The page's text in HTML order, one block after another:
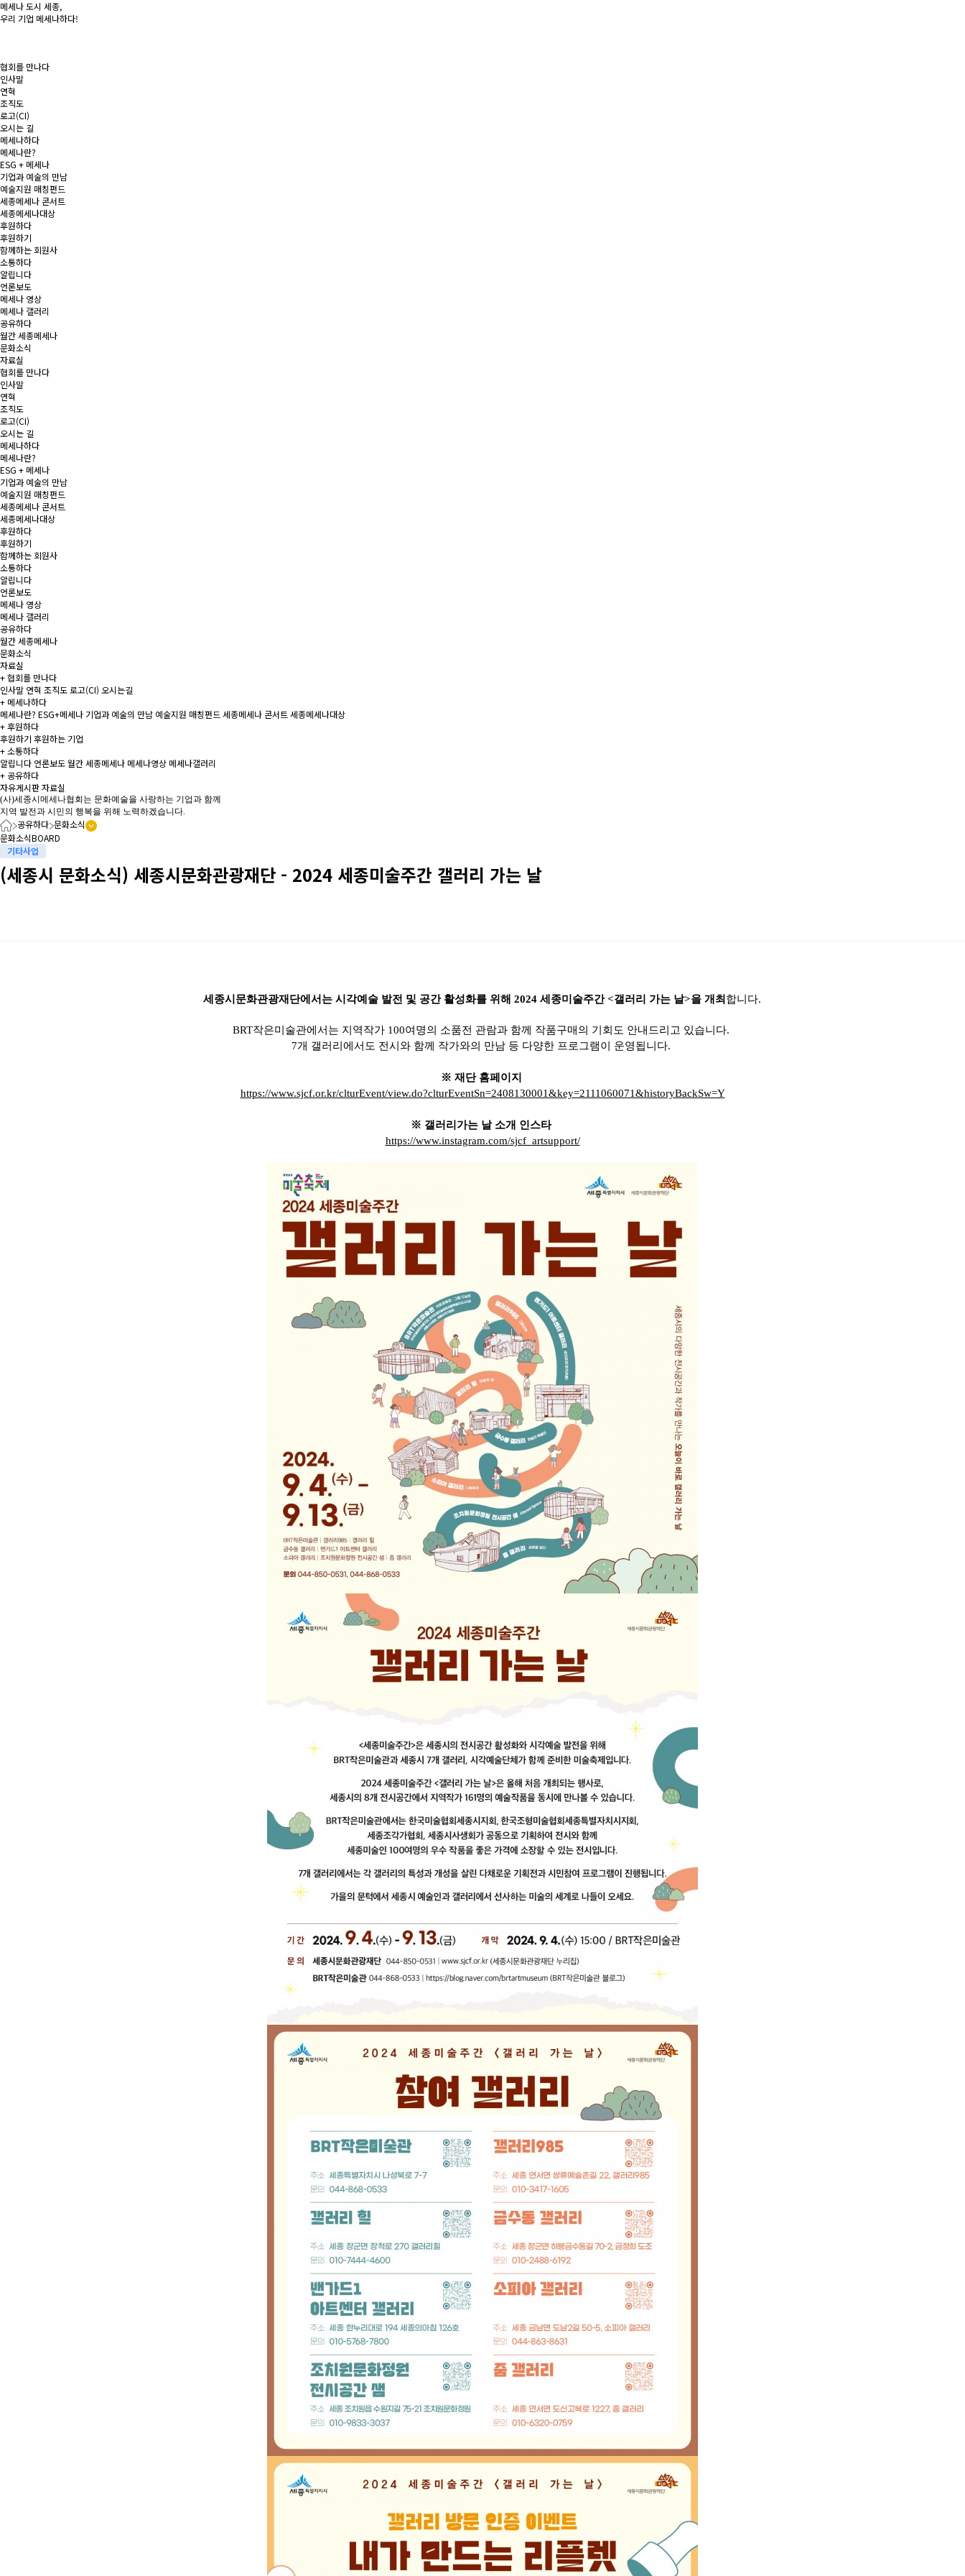
메세나 도시 세종,
우리 기업 메세나하다!
협회를 만나다
인사말
연혁
조직도
로고(CI)
오시는 길
메세나하다
메세나란?
ESG + 메세나
기업과 예술의 만남
예술지원 매칭펀드
세종메세나 콘서트
세종메세나대상
후원하다
후원하기
함께하는 회원사
소통하다
알립니다
언론보도
메세나 영상
메세나 갤러리
공유하다
월간 세종메세나
문화소식
자료실
협회를 만나다
인사말
연혁
조직도
로고(CI)
오시는 길
메세나하다
메세나란?
ESG + 메세나
기업과 예술의 만남
예술지원 매칭펀드
세종메세나 콘서트
세종메세나대상
후원하다
후원하기
함께하는 회원사
소통하다
알립니다
언론보도
메세나 영상
메세나 갤러리
공유하다
월간 세종메세나
문화소식
자료실
+협회를 만나다
인사말 연혁 조직도로고(CI) 오시는길
+ 메세나하다
메세나란? ESG+메세나기업과 예술의 만남 예술지원 매칭펀드 세종메세나 콘서트 세종메세나대상
+후원하다
후원하기 후원하는 기업
+소통하다
알립니다 언론보도월간 세종메세나 메세나영상 메세나갤러리
+ 공유하다
자유게시판자료실
(사)세종시메세나협회는 문화예술을 사랑하는 기업과 함께
지역 발전과 시민의 행복을 위해 노력하겠습니다.
공유하다 문화소식
문화소식BOARD
기타사업
(세종시 문화소식) 세종시문화관광재단 - 2024 세종미술주간 갤러리 가는 날
세종시문화관광재단에서는 시각예술 발전 및 공간 활성화를 위해 2024 세종미술주간 <갤러리 가는 날>을 개최 합니다.
BRT작은미술관에서는 지역작가 100여명의 소품전 관람과 함께 작품구매의 기회도 안내드리고 있습니다.
7개 갤러리에서도 전시와 함께 작가와의 만남 등 다양한 프로그램이 운영됩니다.
※ 재단 홈페이지
https://www.sjcf.or.kr/clturEvent/view.do?clturEventSn=2408130001&key=2111060071&historyBackSw=Y
※ 갤러리가는 날 소개 인스타
https://www.instagram.com/sjcf_artsupport/